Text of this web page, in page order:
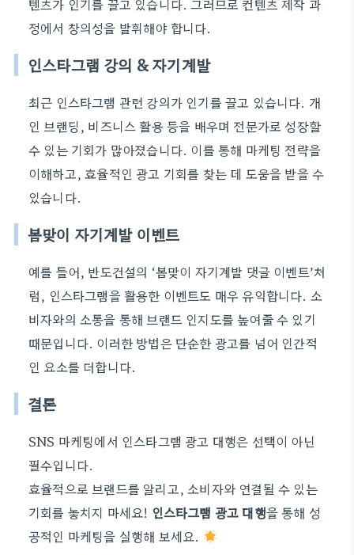
텐츠가 인기를 끌고 있습니다. 그러므로 컨텐츠 제작 과
정에서 창의성을 발휘해야 합니다.
인스타그램 강의 & 자기계발
최근 인스타그램 관련 강의가 인기를 끌고 있습니다. 개
인 브랜딩, 비즈니스 활용 등을 배우며 전문가로 성장할
수 있는 기회가 많아졌습니다. 이를 통해 마케팅 전략을
이해하고, 효율적인 광고 기회를 찾는 데 도움을 받을 수
있습니다.
봄맞이 자기계발 이벤트
예를 들어, 반도건설의 ‘봄맞이 자기계발 댓글 이벤트’처
럼, 인스타그램을 활용한 이벤트도 매우 유익합니다. 소
비자와의 소통을 통해 브랜드 인지도를 높여줄 수 있기
때문입니다. 이러한 방법은 단순한 광고를 넘어 인간적
인 요소를 더합니다.
결론
SNS 마케팅에서 인스타그램 광고 대행은 선택이 아닌
필수입니다.
효율적으로 브랜드를 알리고, 소비자와 연결될 수 있는
기회를 놓치지 마세요! 인스타그램 광고 대행을 통해 성
공적인 마케팅을 실행해 보세요.